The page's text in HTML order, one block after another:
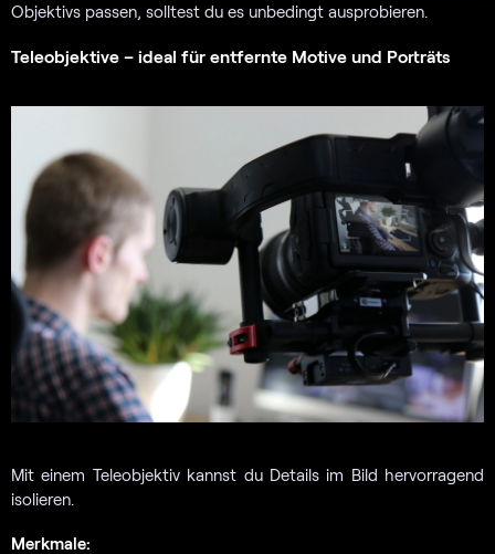
Objektivs passen, solltest du es unbedingt ausprobieren.
Teleobjektive – ideal für entfernte Motive und Porträts
Mit einem Teleobjektiv kannst du Details im Bild hervorragend
isolieren.
Merkmale: